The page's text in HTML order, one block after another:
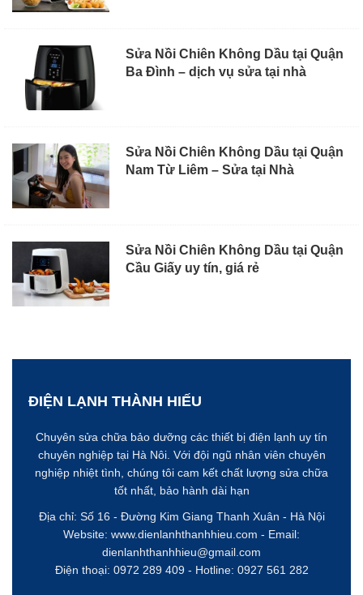
Sửa Nồi Chiên Không Dầu tại Quận
Ba Đình – dịch vụ sửa tại nhà
Sửa Nồi Chiên Không Dầu tại Quận
Nam Từ Liêm – Sửa tại Nhà
Sửa Nồi Chiên Không Dầu tại Quận
Cầu Giấy uy tín, giá rẻ
ĐIỆN LẠNH THÀNH HIẾU
Chuyên sửa chữa bảo dưỡng các thiết bị điện lạnh uy tín
chuyên nghiệp tại Hà Nôi. Với đội ngũ nhân viên chuyên
nghiệp nhiệt tình, chúng tôi cam kết chất lượng sửa chữa
tốt nhất, bảo hành dài hạn
Địa chỉ: Số 16 - Đường Kim Giang Thanh Xuân - Hà Nội
Website: www.dienlanhthanhhieu.com - Email:
dienlanhthanhhieu@gmail.com
Điện thoại: 0972 289 409 - Hotline: 0927 561 282